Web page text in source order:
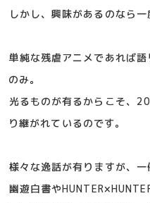
しかし、興味があるのなら
単純な残虐アニメであれば
のみ。
光るものが有るからこそ、
り継がれているのです。
様々な逸話が有りますが、一
幽遊白書や